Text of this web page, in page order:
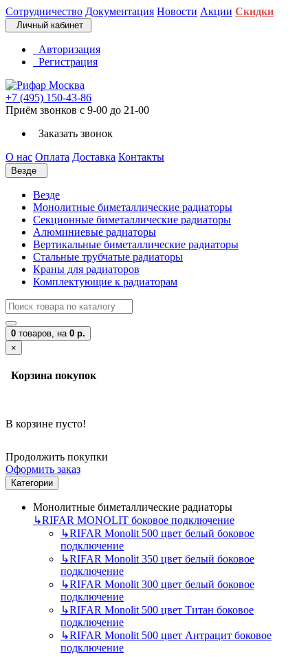
Сотрудничество Документация Новости Акции Скидки
Личный кабинет
Авторизация
Регистрация
+7 (495) 150-43-86
Приём звонков с 9-00 до 21-00
Заказать звонок
О нас Оплата Доставка Контакты
Везде
Везде
Монолитные биметаллические радиаторы
Секционные биметаллические радиаторы
Алюминиевые радиаторы
Вертикальные биметаллические радиаторы
Стальные трубчатые радиаторы
Краны для радиаторов
Комплектующие к радиаторам
0 товаров, на 0 р.
×
Корзина покупок
В корзине пусто!
Продолжить покупки
Оформить заказ
Категории
Монолитные биметаллические радиаторы
↳RIFAR MONOLIT боковое подключение
↳RIFAR Monolit 500 цвет белый боковое
подключение
↳RIFAR Monolit 350 цвет белый боковое
подключение
↳RIFAR Monolit 300 цвет белый боковое
подключение
↳RIFAR Monolit 500 цвет Титан боковое
подключение
↳RIFAR Monolit 500 цвет Антрацит боковое
подключение